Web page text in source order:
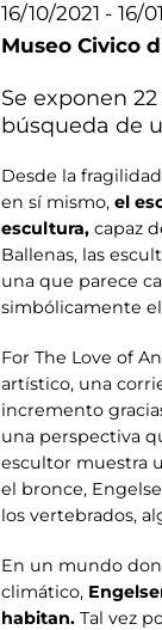
16/10/2021 - 16/
Museo Civico
Se exponen
búsqueda de
Desde la
en sí mismo, el
escultura, capaz
Ballenas, las
una que parece
simbólicamente el
For The Love of
artístico, una
incremento
una perspectiva
escultor muestra
el bronce,
los vertebrados,
En un mundo
climático,
habitan. Tal vez